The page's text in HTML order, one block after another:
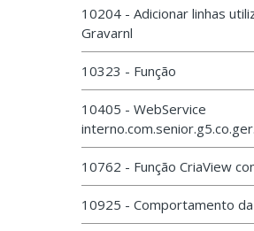
10204 - Adicionar linhas
Gravarnl
10323 - Função
10405 - WebService
10762 - Função CriaView
10925 - Comportamento